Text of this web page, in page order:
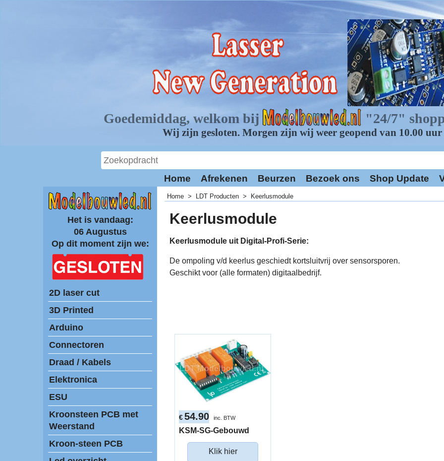
Home Afrekenen Beurzen Bezoek ons Shop Update
Het is vandaag:
06 Augustus
Op dit moment zijn we:
2D laser cut
3D Printed
Arduino
Connectoren
Draad / Kabels
Elektronica
ESU
Kroonsteen PCB met
Weerstand
Kroon-steen PCB
Home > LDT Producten > Keerlusmodule
Keerlusmodule
Keerlusmodule uit Digital-Profi-Serie:
De ompoling v/d keerlus geschiedt kortsluitvrij over sensorsporen.
Geschikt voor (alle formaten) digitaalbedrijf.
€54.90 inc. BTW
KSM-SG-Gebouwd
Klik hier